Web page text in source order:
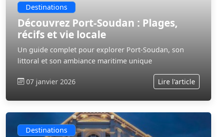
Destinations
Découvrez Port-Soudan : Plages,
récifs et vie locale
Un guide complet pour explorer Port-Soudan, son
littoral et son ambiance maritime unique
07 janvier 2026 Lire l'article
Destinations